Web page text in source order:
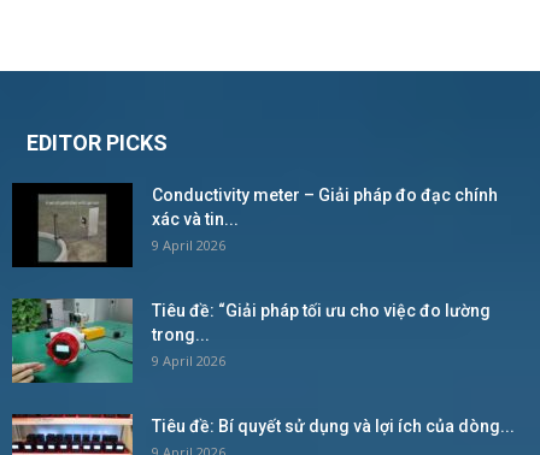
EDITOR PICKS
Conductivity meter – Giải pháp đo đạc chính
xác và tin...
9 April 2026
Tiêu đề: “Giải pháp tối ưu cho việc đo lường
trong...
9 April 2026
Tiêu đề: Bí quyết sử dụng và lợi ích của dòng...